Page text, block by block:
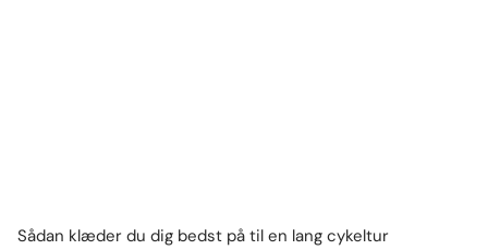
Sådan klæder du dig bedst på til en lang cykeltur